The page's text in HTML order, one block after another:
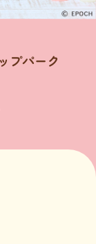
プパーク